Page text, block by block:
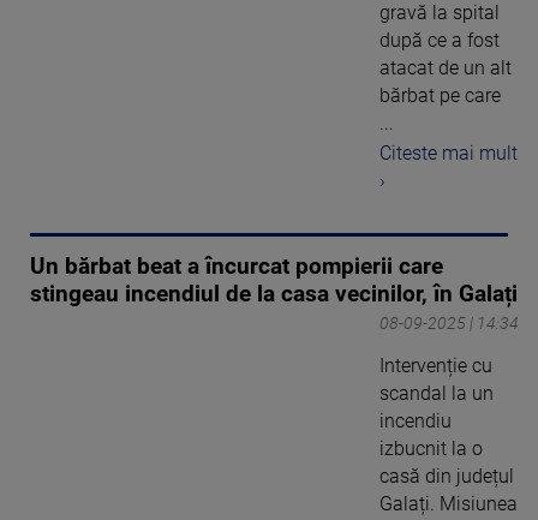
gravă la spital
după ce a fost
atacat de un alt
bărbat pe care
...
Citeste mai mult
›
Un bărbat beat a încurcat pompierii care
stingeau incendiul de la casa vecinilor, în Galați
08-09-2025 | 14:34
Intervenție cu
scandal la un
incendiu
izbucnit la o
casă din județul
Galați. Misiunea